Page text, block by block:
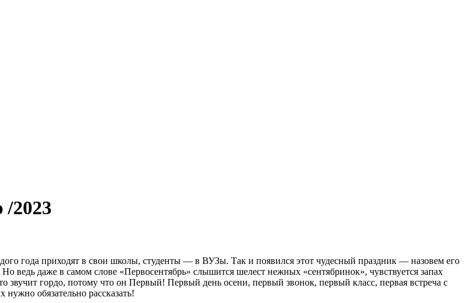
2023
года приходят в свои школы, студенты — в ВУЗы. Так и появился этот чудесный праздник — назовем его
ведь даже в самом слове «Первосентябрь» слышится шелест нежных «сентябринок», чувствуется запах
гордо, потому что он Первый! Первый день осени, первый звонок, первый класс, первая встреча с
обязательно рассказать!